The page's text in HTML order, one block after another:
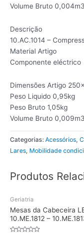
Volume Bruto 0,004m3
Descrição
10.AC.1014 –
Material Artigo
Componente eléctrico
Dimensões Artigo
Peso Liquido 0,95kg
Peso Bruto 1,05kg
Volume Bruto 0,009m3
Categorias: Acessórios,
Lares, Mobilidade
Produtos
Geriatria
Mesas da Cabeceira
10.ME.1812 –